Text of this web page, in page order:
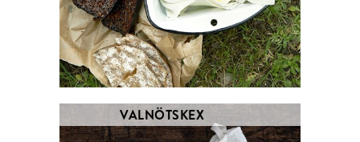
VALNÖTSKEX